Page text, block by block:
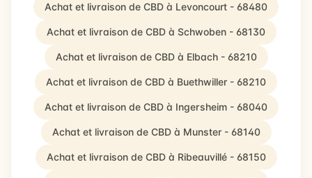
Achat et livraison de CBD à Levoncourt - 68480
Achat et livraison de CBD à Schwoben - 68130
Achat et livraison de CBD à Elbach - 68210
Achat et livraison de CBD à Buethwiller - 68210
Achat et livraison de CBD à Ingersheim - 68040
Achat et livraison de CBD à Munster - 68140
Achat et livraison de CBD à Ribeauvillé - 68150